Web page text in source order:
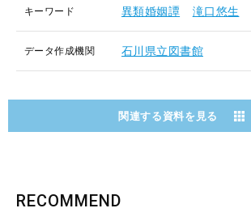
キーワード 異類婚姻譚 滝口悠生
データ作成機関 石川県立図書館
関連する資料を見る
RECOMMEND